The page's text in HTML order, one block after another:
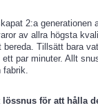
2:a
av allra högsta
Tillsätt bara
par minuter. Allt
fabrik.
för att hålla